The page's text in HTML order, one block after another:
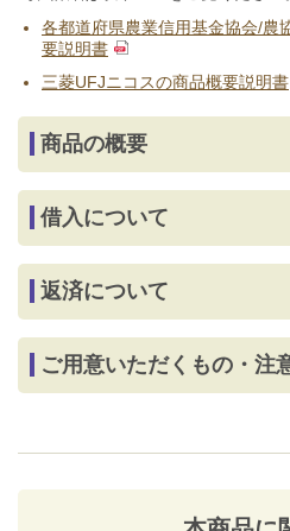
各都道府県農業信用基金協会/農
要説明書
三菱UFJニコスの商品概要説明書
商品の概要
借入について
返済について
ご用意いただくもの・注